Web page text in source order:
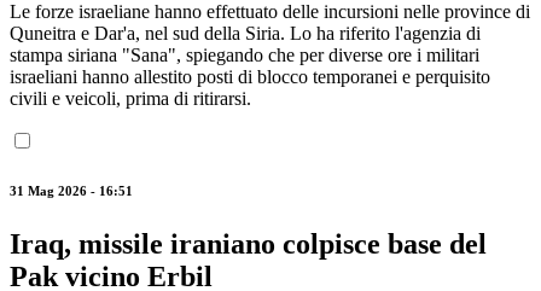
Le forze israeliane hanno effettuato delle incursioni nelle province di
Quneitra e Dar'a, nel sud della Siria. Lo ha riferito l'agenzia di
stampa siriana "Sana", spiegando che per diverse ore i militari
israeliani hanno allestito posti di blocco temporanei e perquisito
civili e veicoli, prima di ritirarsi.
31 Mag 2026 - 16:51
Iraq, missile iraniano colpisce base del
Pak vicino Erbil